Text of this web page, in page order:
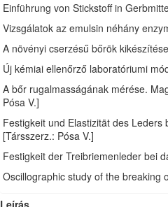
Einführung von Stickstoff in
Vizsgálatok az emulsin néhány
A növényi cserzésű bőrök
Új kémiai ellenőrző laboratóriumi
A bőr rugalmasságának mérése.
Pósa V.]
Festigkeit und Elastizität des
[Társszerz.: Pósa V.]
Festigkeit der Treibriemenleder bei
Oscillographic study of the breaking